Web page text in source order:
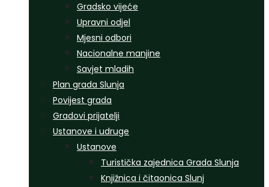
Gradsko vijeće
Upravni odjel
Mjesni odbori
Nacionalne manjine
Savjet mladih
Plan grada Slunja
Povijest grada
Gradovi prijatelji
Ustanove i udruge
Ustanove
Turistička zajednica Grada Slunja
Knjižnica i čitaonica Slunj